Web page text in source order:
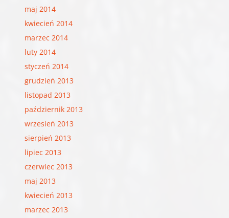
maj 2014
kwiecień 2014
marzec 2014
luty 2014
styczeń 2014
grudzień 2013
listopad 2013
październik 2013
wrzesień 2013
sierpień 2013
lipiec 2013
czerwiec 2013
maj 2013
kwiecień 2013
marzec 2013